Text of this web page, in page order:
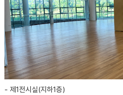
- 제1전시실(지하1층)